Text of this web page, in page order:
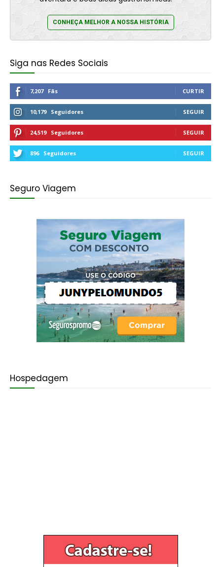
CONHEÇA MELHOR A NOSSA HISTÓRIA
Siga nas Redes Sociais
7,207 Fãs CURTIR
10,179 Seguidores SEGUIR
24,519 Seguidores SEGUIR
896 Seguidores SEGUIR
Seguro Viagem
Hospedagem